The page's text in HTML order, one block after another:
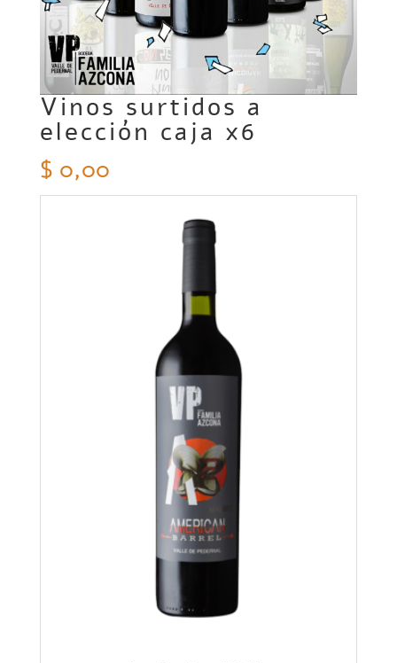
Vinos surtidos a
elección caja x6
$ 0,00